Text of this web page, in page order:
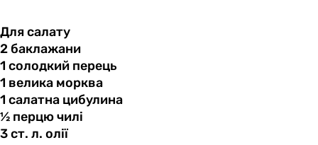
Для салату
2 баклажани
1 солодкий перець
1 велика морква
1 салатна цибулина
½ перцючилі
3 ст. л. олії